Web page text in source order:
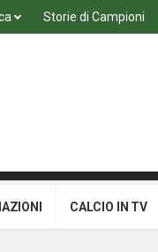
Storie di Campioni
CALCIO IN TV